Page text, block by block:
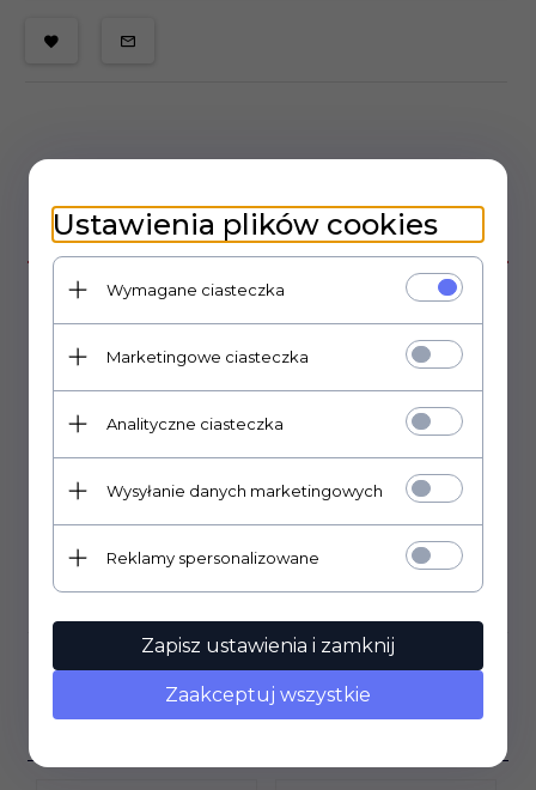
OPIS PRODUKTU
Potencjometr ALPHA seria 16mm PCB montaż pionowy.
długość ośki 10mm
długość gwintu 7mm,
średnica ośki 6mm, radełkowana
Klienci, którzy kupili ten
Ustawienia plików cookies
Wymagane ciasteczka
Marketingowe ciasteczka
Analityczne ciasteczka
Wysyłanie danych marketingowych
Reklamy spersonalizowane
Zapisz ustawienia i zamknij
Zaakceptuj wszystkie